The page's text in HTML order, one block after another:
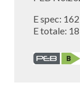
E spec:
E totale: